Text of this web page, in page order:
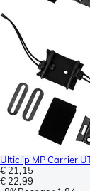
Ulticlip MP Carrier
€ 21,15
€ 22,99